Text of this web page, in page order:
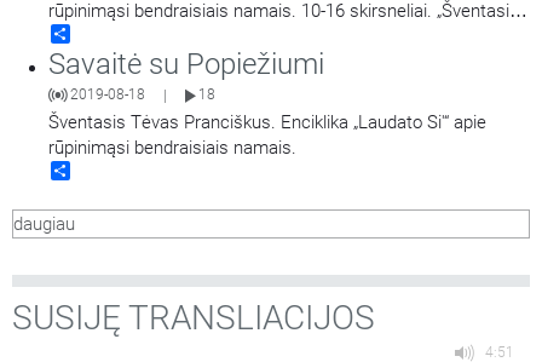
rūpinimąsi bendraisiais namais. 10-16 skirsneliai. „Šventasis
Pranciškus Asyžietis“ ir „Mano kreipimasis“.
Savaitė su Popiežiumi
2019-08-18 18
Šventasis Tėvas Pranciškus. Enciklika „Laudato Si'“ apie
rūpinimąsi bendraisiais namais.
daugiau
SUSIJĘ TRANSLIACIJOS
4:51